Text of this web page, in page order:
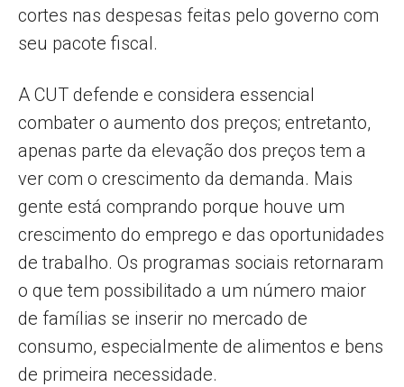
cortes nas despesas feitas pelo governo com
seu pacote fiscal.
A CUT defende e considera essencial
combater o aumento dos preços; entretanto,
apenas parte da elevação dos preços tem a
ver com o crescimento da demanda. Mais
gente está comprando porque houve um
crescimento do emprego e das oportunidades
de trabalho. Os programas sociais retornaram
o que tem possibilitado a um número maior
de famílias se inserir no mercado de
consumo, especialmente de alimentos e bens
de primeira necessidade.